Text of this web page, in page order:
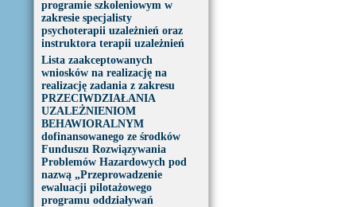
programie szkoleniowym w
zakresie specjalisty
psychoterapii uzależnień oraz
instruktora terapii uzależnień
Lista zaakceptowanych
wniosków na realizację na
realizację zadania z zakresu
PRZECIWDZIAŁANIA
UZALEŻNIENIOM
BEHAWIORALNYM
dofinansowanego ze środków
Funduszu Rozwiązywania
Problemów Hazardowych pod
nazwą „Przeprowadzenie
ewaluacji pilotażowego
programu oddziaływań